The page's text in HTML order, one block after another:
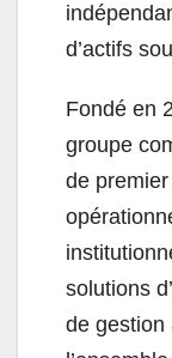
d’actifs
Fondé en
groupe
de
solutions
de gestion